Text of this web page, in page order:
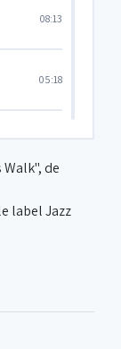
08:13
05:18
11:49
de
label Jazz